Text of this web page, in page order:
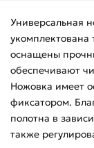
Универсальная
оснащены
обеспечивают
Ножовка имеет
фиксатором.
полотна в
также